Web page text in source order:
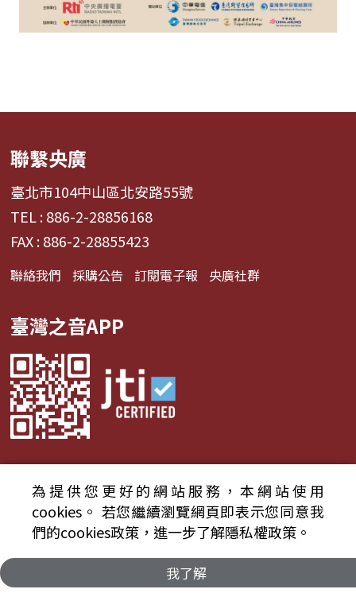
聯繫央廣
臺北市104中山區北安路55號
TEL : 886-2-28856168
FAX : 886-2-28855423
聯絡我們 採購公告 訂閱電子報 央廣社群
臺灣之音APP
© 2024財團法人中央廣播電臺 版權所有
資通安全政策聲明
服務條款 隱私權條款
為提供您更好的網站服務，本網站使用
cookies。 若您繼續瀏覽網頁即表示您同意我
們的cookies政策，進一步了解隱私權政策。
我了解